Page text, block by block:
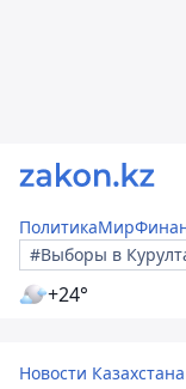
ПолитикаМир
#Выборы в
+24°
Новости